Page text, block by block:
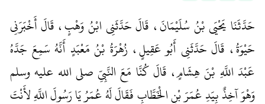
حَدَّثَنَا يَحْيَى بْنُ سُلَيْمَانَ، قَالَ حَدَّثَنِي ابْنُ وَهْبٍ، قَالَ أَخْبَرَنِي
حَيْوَةُ، قَالَ حَدَّثَنِي أَبُو عَقِيلٍ، زُهْرَةُ بْنُ مَعْبَدٍ أَنَّهُ سَمِعَ جَدَّهُ
عَبْدَ اللَّهِ بْنَ هِشَامٍ، قَالَ كُنَّا مَعَ النَّبِيِّ صلى الله عليه وسلم
وَهْوَ آخِذٌ بِيَدِ عُمَرَ بْنِ الْخَطَّابِ فَقَالَ لَهُ عُمَرُ يَا رَسُولَ اللَّهِ لأَنْتَ